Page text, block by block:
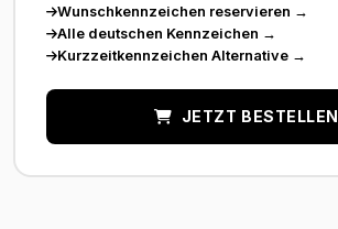
Wunschkennzeichen reservieren →
Alle deutschen Kennzeichen →
Kurzzeitkennzeichen Alternative →
JETZT BESTELLEN